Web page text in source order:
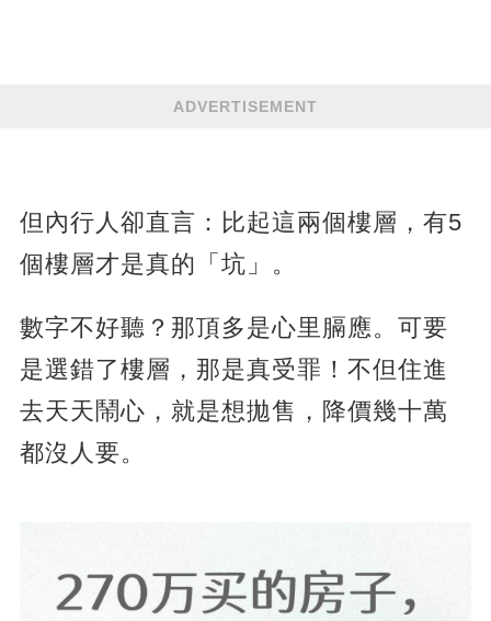
ADVERTISEMENT
但內行人卻直言：比起這兩個樓層，有5
個樓層才是真的「坑」。
數字不好聽？那頂多是心里膈應。可要
是選錯了樓層，那是真受罪！不但住進
去天天鬧心，就是想拋售，降價幾十萬
都沒人要。